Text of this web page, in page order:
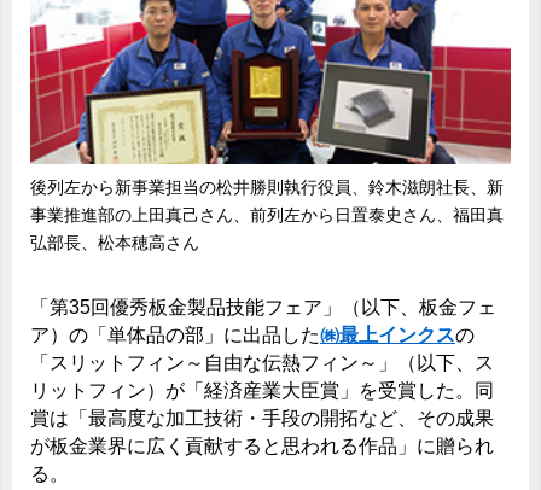
後列左から新事業担当の松井勝則執行役員、鈴木滋朗社長、新
事業推進部の上田真己さん、前列左から日置泰史さん、福田真
弘部長、松本穂高さん
「第35回優秀板金製品技能フェア」（以下、板金フェ
ア）の「単体品の部」に出品した㈱最上インクスの
「スリットフィン～自由な伝熱フィン～」（以下、ス
リットフィン）が「経済産業大臣賞」を受賞した。同
賞は「最高度な加工技術・手段の開拓など、その成果
が板金業界に広く貢献すると思われる作品」に贈られ
る。